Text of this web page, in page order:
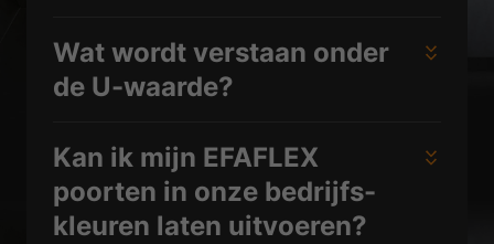
Wat wordt verstaan onder
de U-waarde?
Kan ik mijn EFAFLEX
poorten in onze bedrijfs­
kleuren laten uitvoeren?